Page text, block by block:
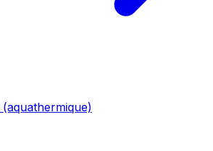
(aquathermique)